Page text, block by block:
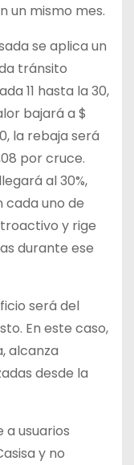
un mismo mes.
se aplica un
tránsito
11 hasta la 30,
bajará a $
la rebaja será
por cruce.
al 30%,
cada uno de
y rige
durante ese
será del
En este caso,
alcanza
desde la
a usuarios
y no